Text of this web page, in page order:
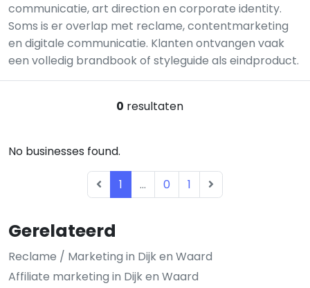
communicatie, art direction en corporate identity.
Soms is er overlap met reclame, contentmarketing
en digitale communicatie. Klanten ontvangen vaak
een volledig brandbook of styleguide als eindproduct.
Gerelateerd
Reclame / Marketing in Dijk en Waard
Affiliate marketing in Dijk en Waard
0 resultaten
No businesses found.
1 ... 0 1